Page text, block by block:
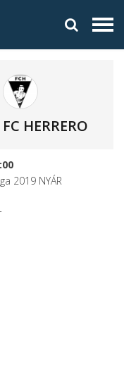
FC HERRERO
2019 NYÁR